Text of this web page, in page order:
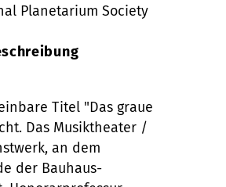
Planetarium Society
Titel "Das graue
Das Musiktheater /
an dem
der Bauhaus-